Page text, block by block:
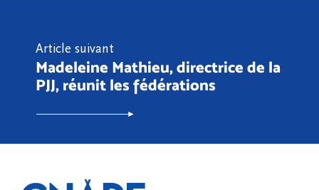
Article suivant
Madeleine Mathieu, directrice de la
PJJ, réunit les fédérations